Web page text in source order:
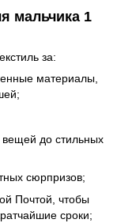
мальчика 1
за:
материалы,
до стильных
сюрпризов;
Почтой, чтобы
сроки;